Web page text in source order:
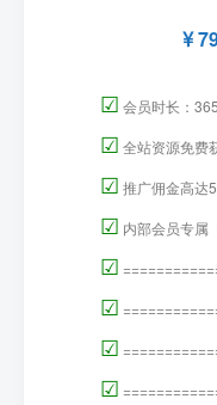
☑ 会员时长：
☑ 全站资源免费
☑ 推广佣金高达
☑ 内部会员专属
☑
☑
☑
☑